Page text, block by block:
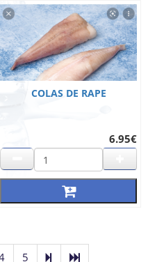
COLAS DE RAPE
6.95€
5